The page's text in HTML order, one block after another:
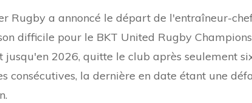
Rugby a annoncé le départ de l'entraîneur-
difficile pour le BKT United Rugby
jusqu'en 2026, quitte le club après seulement
consécutives, la dernière en date étant une